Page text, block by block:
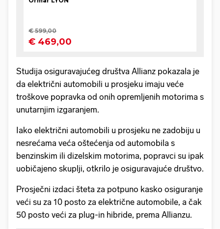
Studija osiguravajućeg društva Allianz pokazala je
da električni automobili u prosjeku imaju veće
troškove popravka od onih opremljenih motorima s
unutarnjim izgaranjem.
Iako električni automobili u prosjeku ne zadobiju u
nesrećama veća oštećenja od automobila s
benzinskim ili dizelskim motorima, popravci su ipak
uobičajeno skuplji, otkrilo je osiguravajuće društvo.
Prosječni izdaci šteta za potpuno kasko osiguranje
veći su za 10 posto za električne automobile, a čak
50 posto veći za plug-in hibride, prema Allianzu.